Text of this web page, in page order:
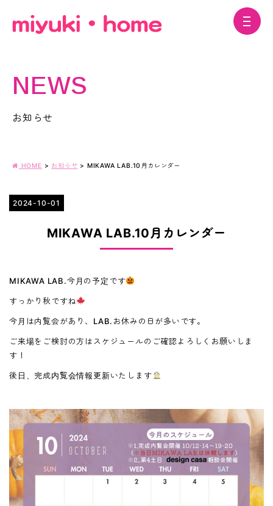
NEWS
お知らせ
HOME > お知らせ > MIKAWA LAB.10月カレンダー
2024-10-01
MIKAWA LAB.10月カレンダー
MIKAWA LAB.今月の予定です
すっかり秋ですね
今月は内覧会があり、LAB.お休みの日が多いです。
ご来場をご検討の方はスケジュールのご確認よろしくお願いしま
す！
後日、完成内覧会情報更新いたします